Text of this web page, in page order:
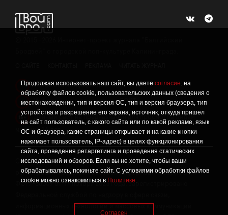
Продолжая использовать наш сайт, вы даете согласие. на
обработку файлов cookie, пользовательских данных (сведения о
местонахождении, тип и версия ОС, тип и версия браузера, тип
устройства и разрешение его экрана, источник, откуда пришел
на сайт пользователь, с какого сайта или по какой рекламе, язык
ОС и браузера, какие страницы открывает и на какие кнопки
нажимает пользователь, IP-адрес) в целях функционирования
сайта, проведения ретаргетинга и проведения статических
исследований и обзоров. Если вы не хотите, чтобы ваши
обрабатывались, покиньте сайт. С условиями обработки файлов
cookie можно ознакомиться в Политике.
Согласен
! Политика конфиденциальности
! Информация о проведении СОУТ
Данный сайт не предназначен для просмотра лицам
младше 16 лет.
Сетевое издание «Твой Бро», реестровая запись о
регистрации средства массовой информации: серия Эл №
ФС77-86309 от 17 ноября 2023 года, зарегистрировано